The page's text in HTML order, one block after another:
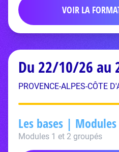
VOIR LA
Du 22/10/26 au
PROVENCE-ALPES-CÔTE
Les bases |
Modules 1 et 2 groupés